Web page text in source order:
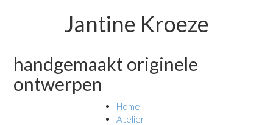
Jantine Kroeze
handgemaakt originele
ontwerpen
Home
Atelier